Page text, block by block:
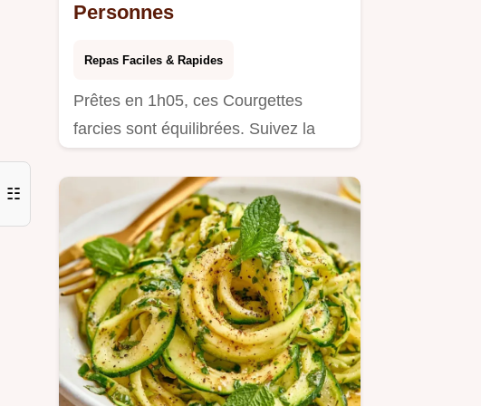
☷
Personnes
Repas Faciles & Rapides
Prêtes en 1h05, ces Courgettes
farcies sont équilibrées. Suivez la